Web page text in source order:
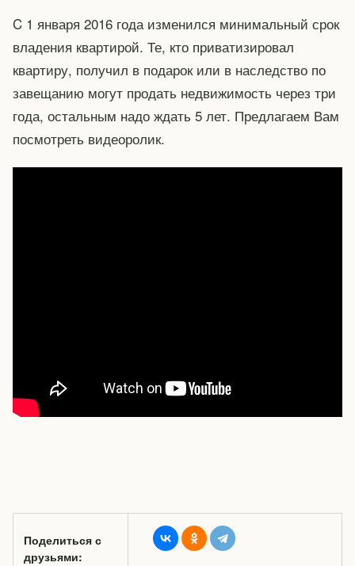
C 1 января 2016 года изменился минимальный срок
владения квартирой. Те, кто приватизировал
квартиру, получил в подарок или в наследство по
завещанию могут продать недвижимость через три
года, остальным надо ждать 5 лет. Предлагаем Вам
посмотреть видеоролик.
Поделиться с
друзьями: